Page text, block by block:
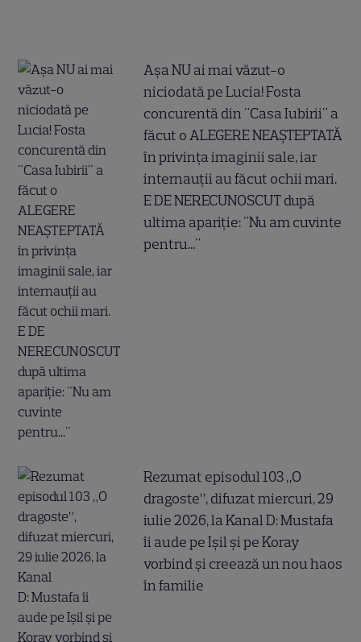
Așa NU ai mai văzut-o
niciodată pe Lucia! Fosta
concurentă din "Casa Iubirii" a
făcut o ALEGERE NEAȘTEPTATĂ
în privința imaginii sale, iar
internauții au făcut ochii mari.
E DE NERECUNOSCUT după
ultima apariție: "Nu am cuvinte
pentru..."
Rezumat episodul 103 „O
dragoste”, difuzat miercuri, 29
iulie 2026, la Kanal D: Mustafa
îi aude pe Ișil și pe Koray
vorbind și creează un nou haos
în familie